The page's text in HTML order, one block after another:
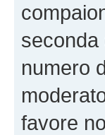
seconda
numero
favore